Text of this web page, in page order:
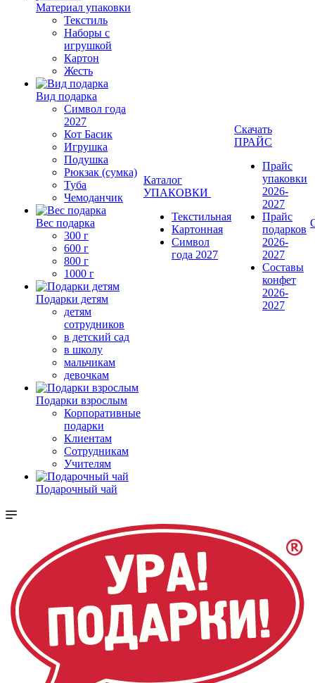
Материал упаковки
Текстиль
Наборы с
игрушкой
Картон
Жесть
Вид подарка
Символ года
2027
Кот Басик
Игрушка
Подушка
Рюкзак (сумка)
Туба
Чемоданчик
Вес подарка
300 г
600 г
800 г
1000 г
Подарки детям
детям
сотрудников
в детский сад
в школу
мальчикам
девочкам
Подарки взрослым
Корпоративные
подарки
Клиентам
Сотрудникам
Учителям
Подарочный чай
Каталог
УПАКОВКИ
Текстильная
Картонная
Символ
года 2027
Скачать
ПРАЙС
Прайс
упаковки
2026-
2027
Прайс
подарков
2026-
2027
Составы
конфет
2026-
2027